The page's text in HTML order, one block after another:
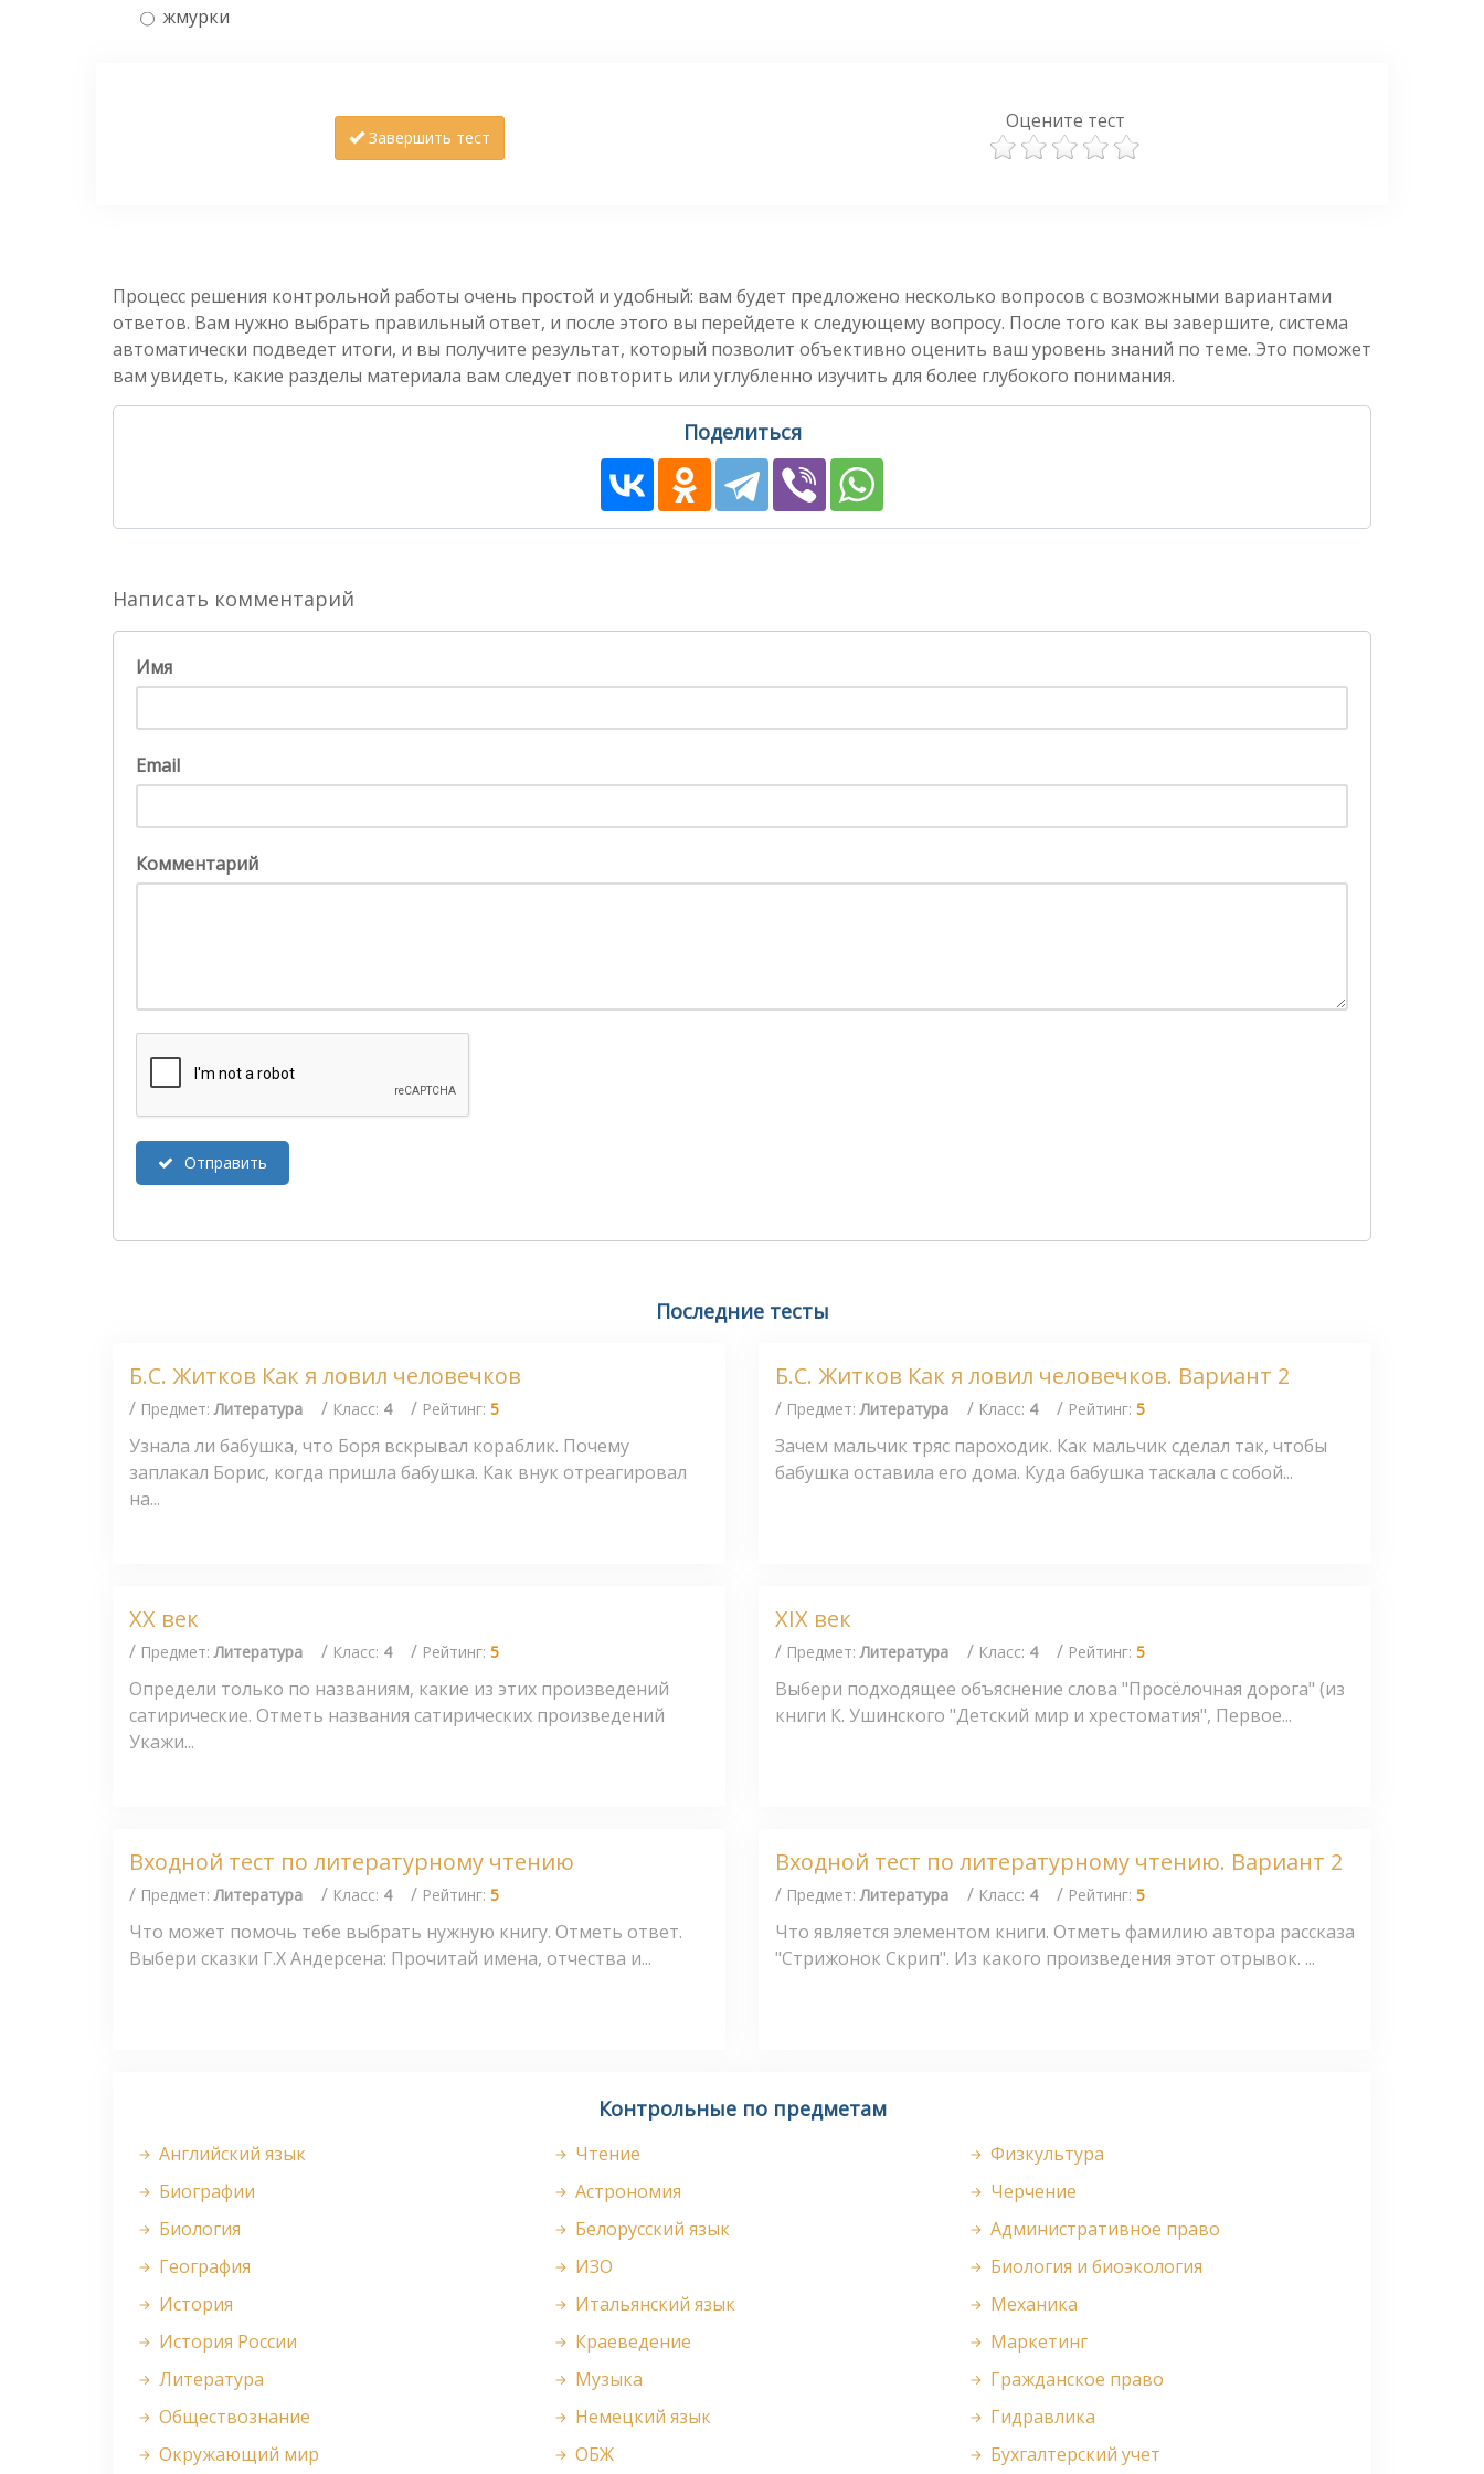
жмурки
Завершить тест
Оцените тест
Процесс решения контрольной работы очень простой и удобный: вам будет предложено несколько вопросов с возможными вариантами
ответов. Вам нужно выбрать правильный ответ, и после этого вы перейдете к следующему вопросу. После того как вы завершите, система
автоматически подведет итоги, и вы получите результат, который позволит объективно оценить ваш уровень знаний по теме. Это поможет
вам увидеть, какие разделы материала вам следует повторить или углубленно изучить для более глубокого понимания.
Поделиться
Написать комментарий
Имя
Email
Комментарий
Отправить
Последние тесты
Б.С. Житков Как я ловил человечков
/ Предмет:Литература / Класс: 4 / Рейтинг: 5
Узнала ли бабушка, что Боря вскрывал кораблик. Почему
заплакал Борис, когда пришла бабушка. Как внук отреагировал
на...
Б.С. Житков Как я ловил человечков. Вариант 2
/ Предмет:Литература / Класс: 4 / Рейтинг: 5
Зачем мальчик тряс пароходик. Как мальчик сделал так, чтобы
бабушка оставила его дома. Куда бабушка таскала с собой...
XX век
/ Предмет:Литература / Класс: 4 / Рейтинг: 5
Определи только по названиям, какие из этих произведений
сатирические. Отметь названия сатирических произведений
Укажи...
XIX век
/ Предмет:Литература / Класс: 4 / Рейтинг: 5
Выбери подходящее объяснение слова "Просёлочная дорога" (из
книги К. Ушинского "Детский мир и хрестоматия", Первое...
Входной тест по литературному чтению
/ Предмет:Литература / Класс: 4 / Рейтинг: 5
Что может помочь тебе выбрать нужную книгу. Отметь ответ.
Выбери сказки Г.Х Андерсена: Прочитай имена, отчества и...
Входной тест по литературному чтению. Вариант 2
/ Предмет:Литература / Класс: 4 / Рейтинг: 5
Что является элементом книги. Отметь фамилию автора рассказа
"Стрижонок Скрип". Из какого произведения этот отрывок. ...
Контрольные по предметам
Английский язык
Биографии
Биология
География
История
История России
Литература
Обществознание
Окружающий мир
Чтение
Астрономия
Белорусский язык
ИЗО
Итальянский язык
Краеведение
Музыка
Немецкий язык
ОБЖ
Физкультура
Черчение
Административное право
Биология и биоэкология
Механика
Маркетинг
Гражданское право
Гидравлика
Бухгалтерский учет